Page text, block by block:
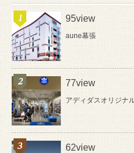
95view
aune幕張
77view
アディダスオリジナ
62view